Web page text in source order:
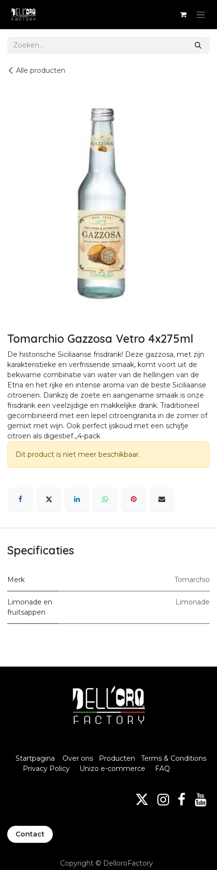
Alle producten
Tomarchio Gazzosa Vetro 4x275ml
De historische Siciliaanse frisdrank! Deze gazzosa, met zijn
karakteristieke en verfrissende smaak, komt voort uit de
bekwame combinatie van water van de hellingen van de
Etna en het rijke en intense aroma van de beste Siciliaanse
citroenen. Dankzij de zoete en aangename smaak is onze
frisdrank een veelzijdige en makkelijke drank. Traditioneel
gecombineerd met een lepel citroengranita in de zomer of
gemixt met wijn. Ook perfect ijskoud met een schijfje
citroen als digestief.,,4-pack
Dit product is niet meer beschikbaar.
Specificaties
Merk Tomarchio
Limonade en
fruitsappen
Limonade
Startpagina Over ons Producten
Terms & Conditions
Privacy Policy
Unizo e-commerce FAQ
Contact
Copyright © DelloroFactory